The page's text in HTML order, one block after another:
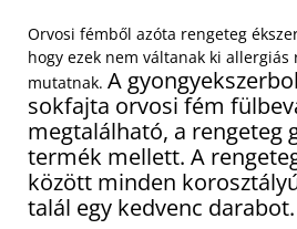
Orvosi fémből azóta rengeteg
hogy ezek nem váltanak ki
mutatnak. A
sokfajta orvosi fém
megtalálható, a rengeteg
termék mellett. A
között minden
talál egy kedvenc darabot.